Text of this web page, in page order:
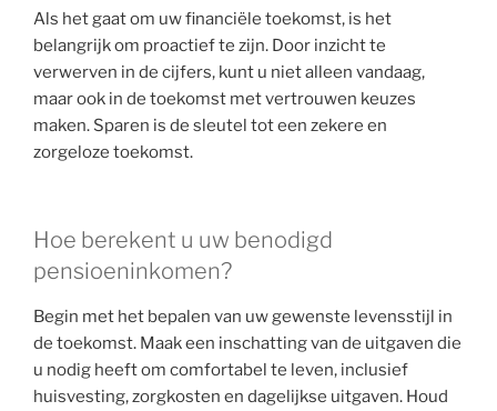
Als het gaat om uw financiële toekomst, is het
belangrijk om proactief te zijn. Door inzicht te
verwerven in de cijfers, kunt u niet alleen vandaag,
maar ook in de toekomst met vertrouwen keuzes
maken. Sparen is de sleutel tot een zekere en
zorgeloze toekomst.
Hoe berekent u uw benodigd
pensioeninkomen?
Begin met het bepalen van uw gewenste levensstijl in
de toekomst. Maak een inschatting van de uitgaven die
u nodig heeft om comfortabel te leven, inclusief
huisvesting, zorgkosten en dagelijkse uitgaven. Houd